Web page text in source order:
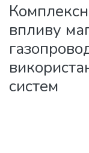
впливу
систем